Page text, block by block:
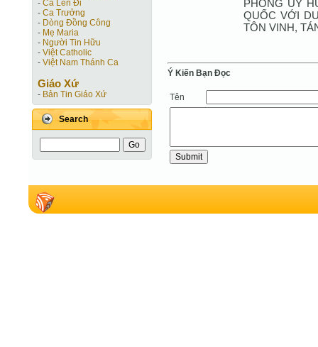
- Ca Lên Đi
- Ca Trưởng
- Dòng Đồng Công
- Mẹ Maria
- Người Tin Hữu
- Việt Catholic
- Việt Nam Thánh Ca
Giáo Xứ
- Bản Tin Giáo Xứ
Search
PHONG UY
QUỐC VỚI
TÔN VINH,
Ý Kiến Bạn Ðọc
Tên